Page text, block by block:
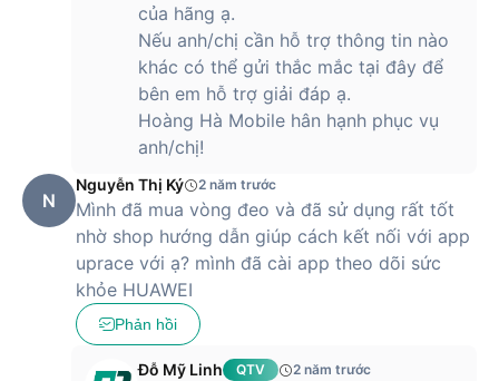
của hãng ạ.
Nếu anh/chị cần hỗ trợ thông tin nào
khác có thể gửi thắc mắc tại đây để
bên em hỗ trợ giải đáp ạ.
Hoàng Hà Mobile hân hạnh phục vụ
anh/chị!
N
Nguyễn Thị Ký 2 năm trước
Mình đã mua vòng đeo và đã sử dụng rất tốt
nhờ shop hướng dẫn giúp cách kết nối với app
uprace với ạ? mình đã cài app theo dõi sức
khỏe HUAWEI
Phản hồi
Đỗ Mỹ Linh QTV 2 năm trước